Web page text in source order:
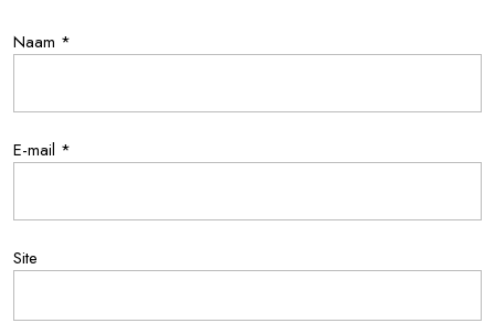
Naam *
E-mail *
Site